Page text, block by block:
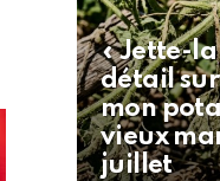
« Jette-la
détail
mon
vieux
juillet